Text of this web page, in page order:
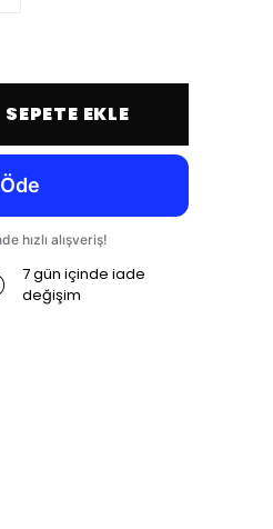
SEPETE EKLE
7 gün içinde iade
değişim